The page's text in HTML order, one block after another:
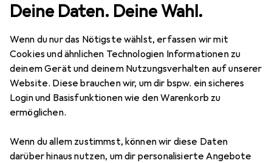
Deine Daten. Deine Wahl.
Wenn du nur das Nötigste wählst, erfassen wir mit
Cookies und ähnlichen Technologien Informationen zu
deinem Gerät und deinem Nutzungsverhalten auf unserer
Website. Diese brauchen wir, um dir bspw. ein sicheres
Login und Basisfunktionen wie den Warenkorb zu
ermöglichen.
Wenn du allem zustimmst, können wir diese Daten
darüber hinaus nutzen, um dir personalisierte Angebote
Baumarkt + Garten Sicherheit Tresore + Schlösser
Kette
Produkte Forum
Diskussionen in Kette
Diskussion starten